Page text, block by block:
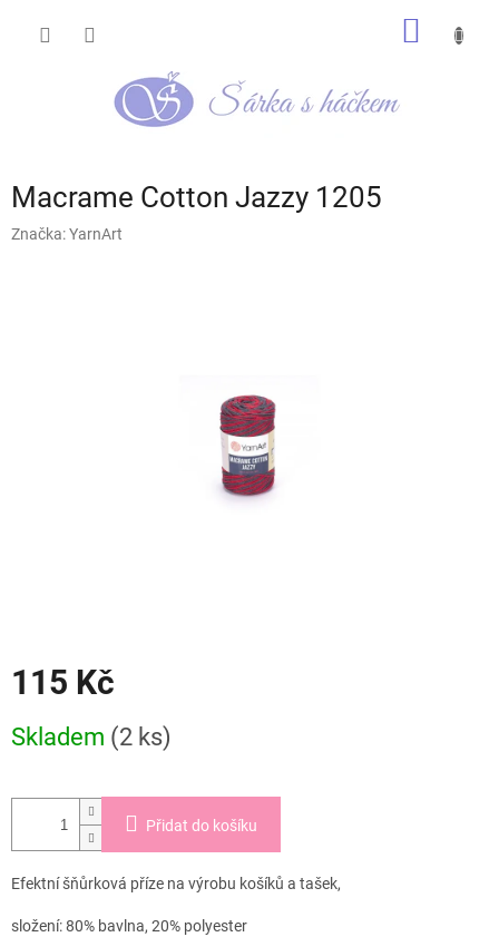
Macrame Cotton Jazzy 1205
Značka:YarnArt
115 Kč
cena:
Skladem (2 ks)
Přidat do košíku
Efektní šňůrková příze na výrobu košíků a tašek,
složení: 80% bavlna, 20% polyester